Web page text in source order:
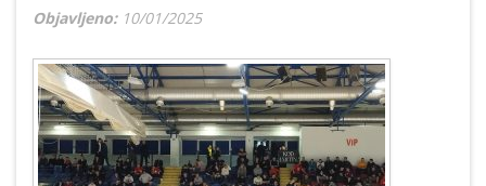
Objavljeno: 10/01/2025